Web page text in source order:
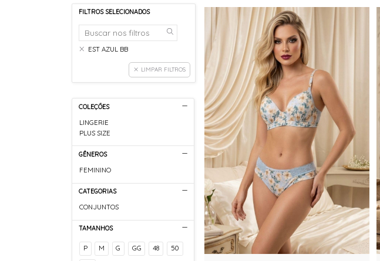
FILTROS SELECIONADOS
EST AZUL BB
LIMPAR FILTROS
COLEÇÕES
LINGERIE
PLUS SIZE
GÊNEROS
FEMININO
CATEGORIAS
CONJUNTOS
TAMANHOS
P M G GG 48 50